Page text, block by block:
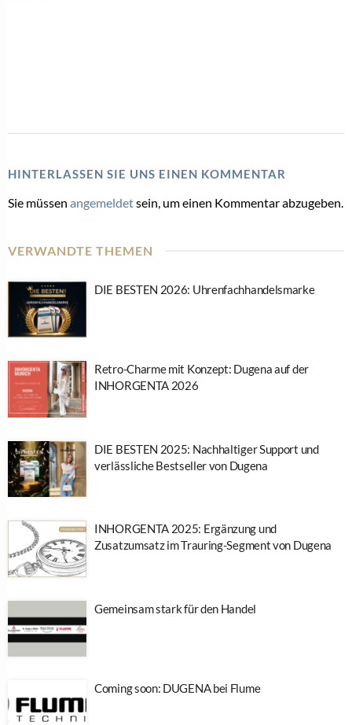
HINTERLASSEN SIE UNS EINEN KOMMENTAR
Sie müssen angemeldetsein, um einen Kommentar abzugeben.
VERWANDTE THEMEN
DIE BESTEN 2026: Uhrenfachhandelsmarke
Retro-Charme mit Konzept: Dugena auf der
INHORGENTA 2026
DIE BESTEN 2025: Nachhaltiger Support und
verlässliche Bestseller von Dugena
INHORGENTA 2025: Ergänzung und
Zusatzumsatz im Trauring-Segment von Dugena
Gemeinsam stark für den Handel
Coming soon: DUGENA bei Flume